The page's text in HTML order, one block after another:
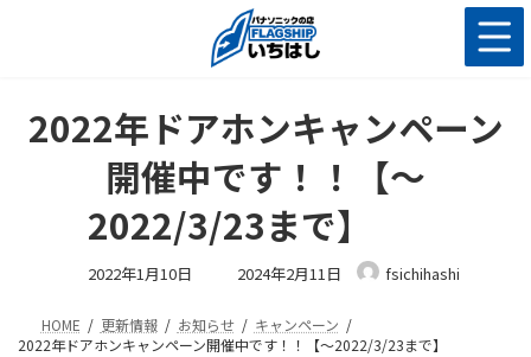
2022年ドアホンキャンペーン
開催中です！！【～
2022/3/23まで】
2022年1月10日 最
終
日
時
2024年2月11日 fsichihashi
HOME 更新情報 お知らせ
キャンペーン
2022年ドアホンキャンペーン開催中です！！【～2022/3/23まで】